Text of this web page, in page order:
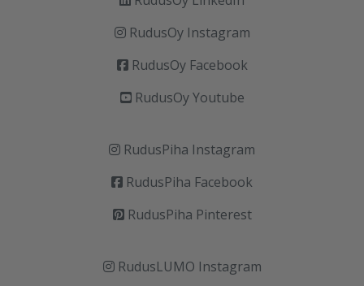
RudusOy Instagram
RudusOy Facebook
RudusOy Youtube
RudusPiha Instagram
RudusPiha Facebook
RudusPiha Pinterest
RudusLUMO Instagram